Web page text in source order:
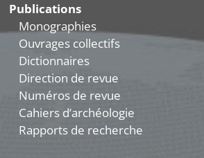
Publications
Monographies
Ouvrages collectifs
Dictionnaires
Direction de revue
Numéros de revue
Cahiers d’archéologie
Rapports de recherche